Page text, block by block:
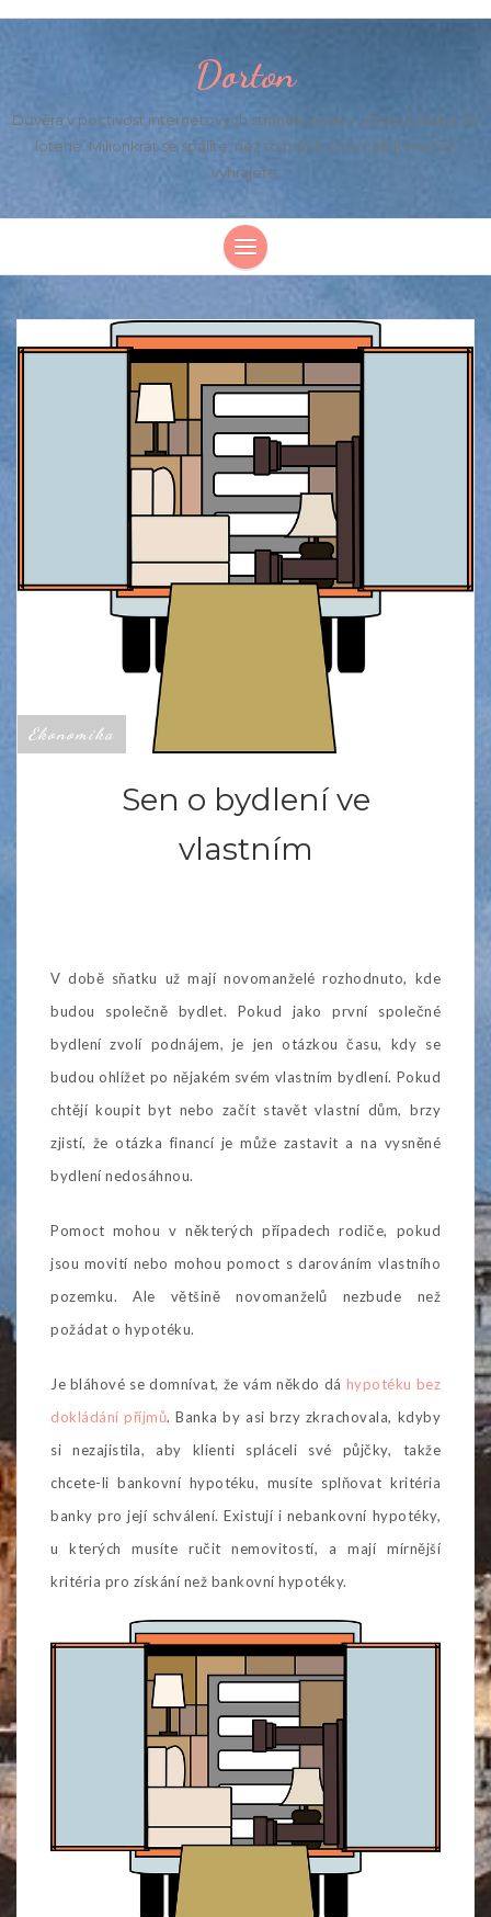
Dorton
Důvěra v poctivost internetových stránek je jako učiněná sázka do
loterie. Milionkrát se spálíte, než to právě s tou naší konečně
vyhrajete.
Ekonomika
Sen o bydlení ve
vlastním
V době sňatku už mají novomanželé rozhodnuto, kde
budou společně bydlet. Pokud jako první společné
bydlení zvolí podnájem, je jen otázkou času, kdy se
budou ohlížet po nějakém svém vlastním bydlení. Pokud
chtějí koupit byt nebo začít stavět vlastní dům, brzy
zjistí, že otázka financí je může zastavit a na vysněné
bydlení nedosáhnou.
Pomoct mohou v některých případech rodiče, pokud
jsou movití nebo mohou pomoct s darováním vlastního
pozemku. Ale většině novomanželů nezbude než
požádat o hypotéku.
Je bláhové se domnívat, že vám někdo dá hypotéku bez
dokládání příjmů. Banka by asi brzy zkrachovala, kdyby
si nezajistila, aby klienti spláceli své půjčky, takže
chcete-li bankovní hypotéku, musíte splňovat kritéria
banky pro její schválení. Existují i nebankovní hypotéky,
u kterých musíte ručit nemovitostí, a mají mírnější
kritéria pro získání než bankovní hypotéky.